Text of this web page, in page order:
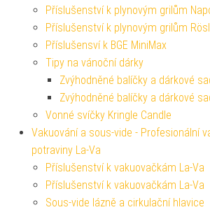
Příslušenství k plynovým grilům
Příslušenství k plynovým grilům
Příslušensví k BGE MiniMax
Tipy na vánoční dárky
Zvýhodněné balíčky a dárkové
Zvýhodněné balíčky a dárkové
Vonné svíčky Kringle Candle
Vakuování a sous-vide - Profesionální
potraviny La-Va
Příslušenství k vakuovačkám La-Va
Příslušenství k vakuovačkám La-Va
Sous-vide lázně a cirkulační hlavice